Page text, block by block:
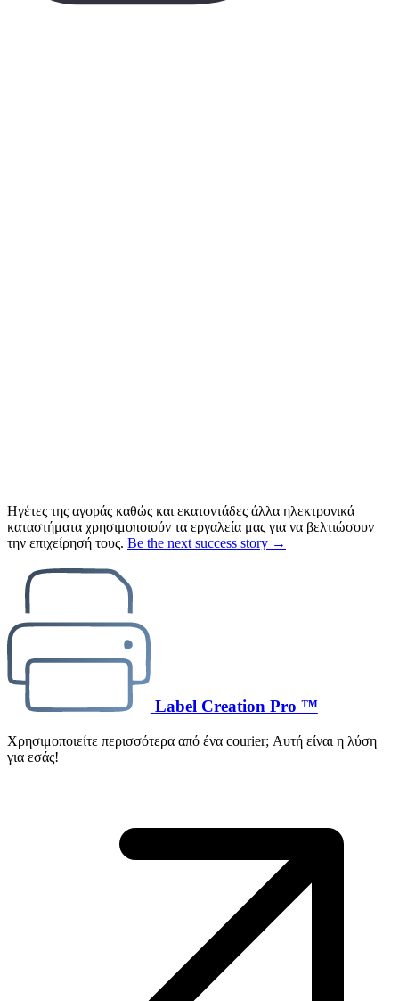
Ηγέτες της αγοράς καθώς και εκατοντάδες άλλα ηλεκτρονικά
καταστήματα χρησιμοποιούν τα εργαλεία μας για να βελτιώσουν
την επιχείρησή τους. Be the next success story →
Label Creation Pro ™
Χρησιμοποιείτε περισσότερα από ένα courier; Αυτή είναι η λύση
για εσάς!